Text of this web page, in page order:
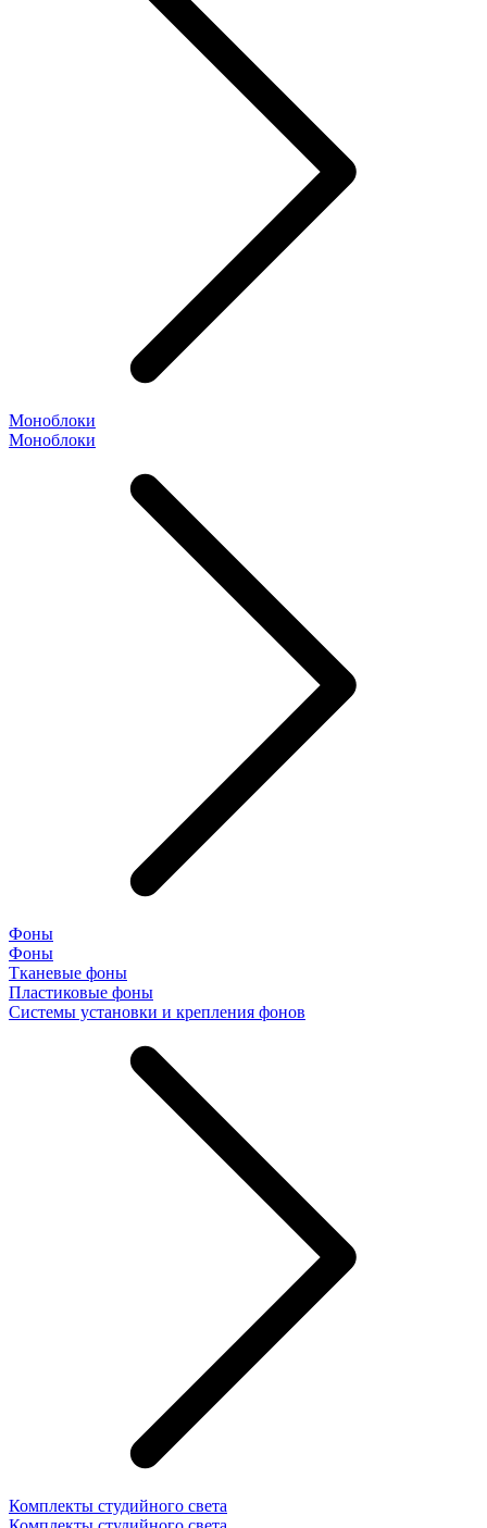
Моноблоки
Моноблоки
Фоны
Фоны
Тканевые фоны
Пластиковые фоны
Системы установки и крепления фонов
Комплекты студийного света